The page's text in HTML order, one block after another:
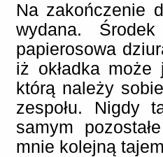
Na zakończenie
wydana.
papierosowa
iż okładka może
którą należy
zespołu. Nigdy
samym
mnie kolejną